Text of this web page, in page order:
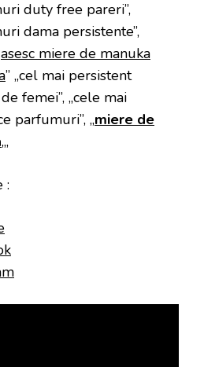
duty free pareri”,
dama persistente”,
miere de manuka
” „cel mai persistent
femei”, „cele mai
parfumuri”, „miere de
„,
: